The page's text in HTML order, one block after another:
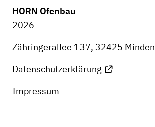
HORN Ofenbau
2026
Zähringerallee 137, 32425 Minden
Datenschutzerklärung
Impressum